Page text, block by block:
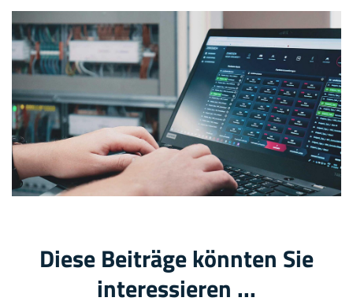
Diese Beiträge könnten Sie
interessieren ...